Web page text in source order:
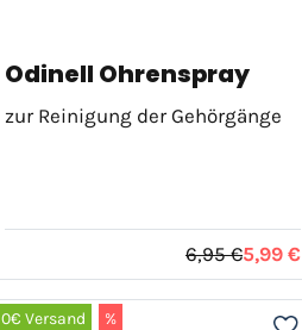
Odinell Ohrenspray
zur Reinigung der Gehörgänge
6,95 €5,99 €
0€ Versand %